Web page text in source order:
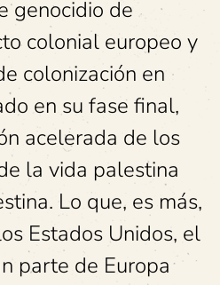
genocidio de
colonial europeo y
colonización en
en su fase final,
acelerada de los
la vida palestina
Lo que, es más,
Estados Unidos, el
parte de Europa